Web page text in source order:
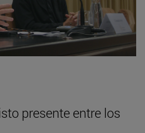
presente entre los